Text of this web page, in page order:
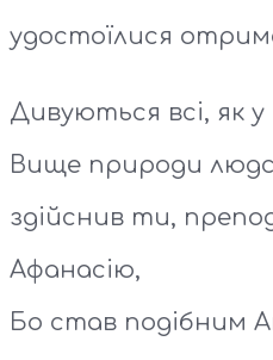
удостоїлися
Дивуються всі, як у
Вище природи
здійснив ти,
Афанасію,
Бо став подібним